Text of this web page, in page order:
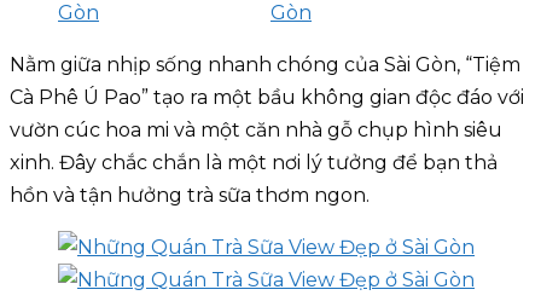
Nằm giữa nhịp sống nhanh chóng của Sài Gòn, “Tiệm
Cà Phê Ú Pao” tạo ra một bầu không gian độc đáo với
vườn cúc hoa mi và một căn nhà gỗ chụp hình siêu
xinh. Đây chắc chắn là một nơi lý tưởng để bạn thả
hồn và tận hưởng trà sữa thơm ngon.